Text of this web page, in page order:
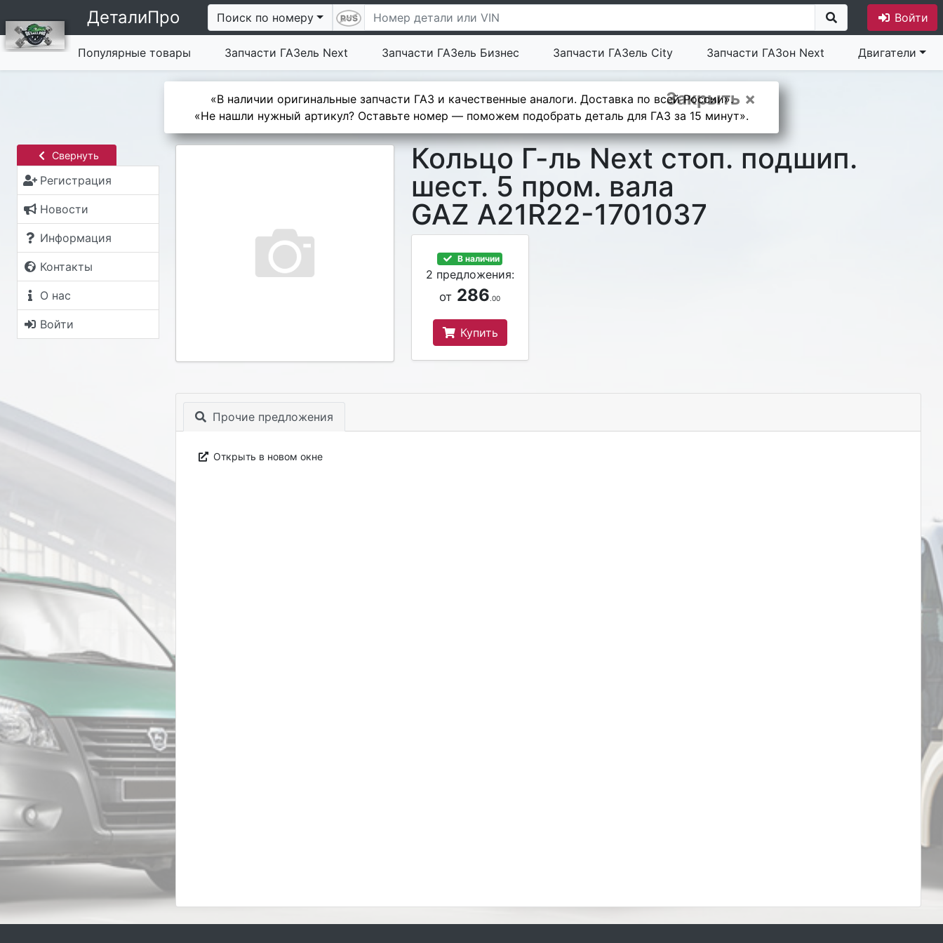
ДеталиПро Поиск по номеру Войти
Популярные товары Запчасти ГАЗель Next Запчасти ГАЗель Бизнес Запчасти ГАЗель City Запчасти ГАЗон Next Двигатели
Закрыть ×
«В наличии оригинальные запчасти ГАЗ и качественные аналоги. Доставка по всей России».
«Не нашли нужный артикул? Оставьте номер — поможем подобрать деталь для ГАЗ за 15 минут».
Свернуть
Регистрация
Новости
Информация
Контакты
О нас
Войти
Кольцо Г-ль Next стоп. подшип.
шест. 5 пром. вала
GAZ A21R22-1701037
В наличии
2 предложения:
от 286.00
Купить
Прочие предложения
Открыть в новом окне